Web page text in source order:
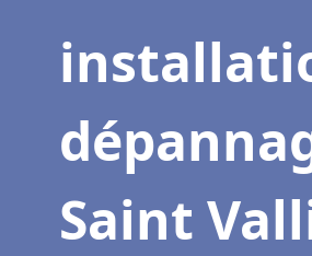
Saint